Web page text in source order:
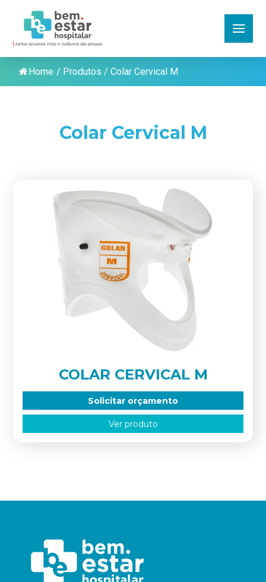
Home / Produtos / Colar Cervical M
Colar Cervical M
COLAR CERVICAL M
Solicitar orçamento
Ver produto